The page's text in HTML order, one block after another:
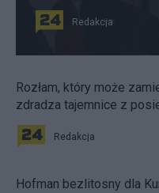
Redakcja
Rozłam, który może
zdradza tajemnice z
Redakcja
Hofman bezlitosny dla